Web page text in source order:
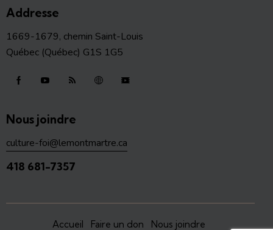
Addresse
1669-1679, chemin Saint-Louis
Québec (Québec) G1S 1G5
Nous joindre
culture-foi@lemontmartre.ca
418 681-7357
Accueil Faire un don Nous joindre